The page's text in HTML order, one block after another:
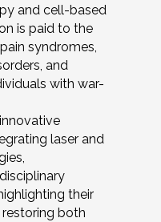
and cell-based
is paid to the
syndromes,
and
with war-
laser and
their
both